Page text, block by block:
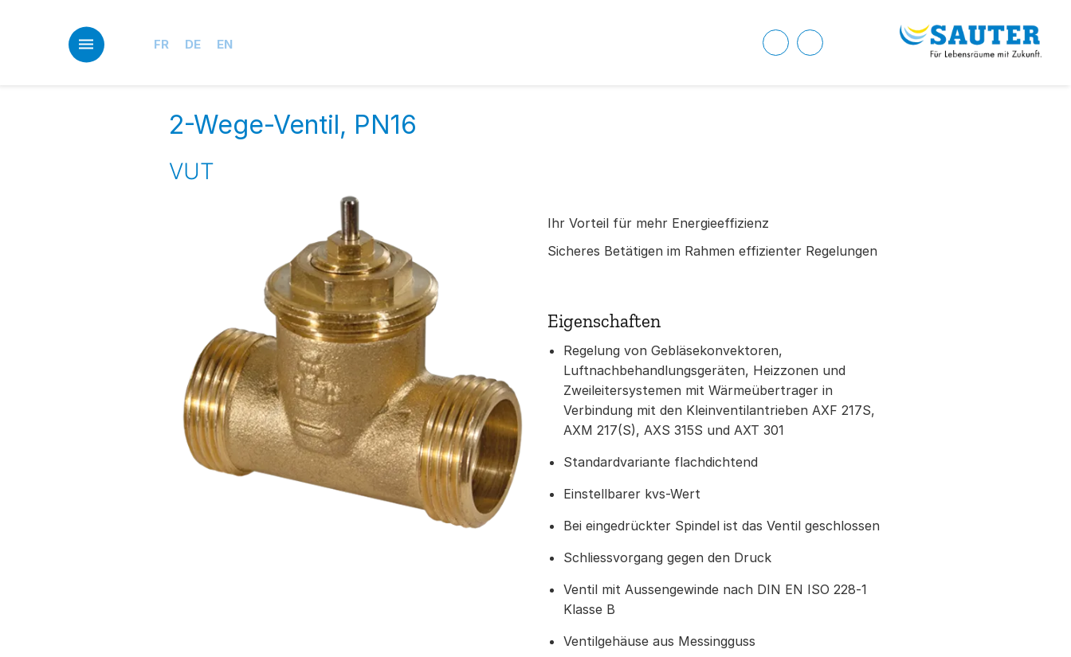
FR DE EN
2-Wege-Ventil, PN16
VUT
Ihr Vorteil für mehr Energieeffizienz
Sicheres Betätigen im Rahmen effizienter Regelungen
Eigenschaften
Regelung von Gebläsekonvektoren,
Luftnachbehandlungsgeräten, Heizzonen und
Zweileitersystemen mit Wärmeübertrager in
Verbindung mit den Kleinventilantrieben AXF 217S,
AXM 217(S), AXS 315S und AXT 301
Standardvariante flachdichtend
Einstellbarer kvs-Wert
Bei eingedrückter Spindel ist das Ventil geschlossen
Schliessvorgang gegen den Druck
Ventil mit Aussengewinde nach DIN EN ISO 228‑1
Klasse B
Ventilgehäuse aus Messingguss